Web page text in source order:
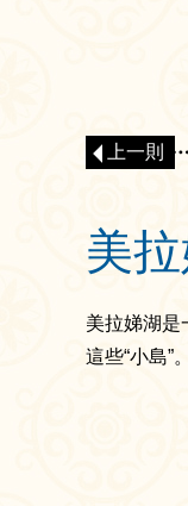
上一則
美
美拉娣湖是
這些“小島”